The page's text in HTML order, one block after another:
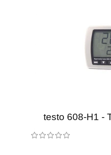
testo 608-H1 -